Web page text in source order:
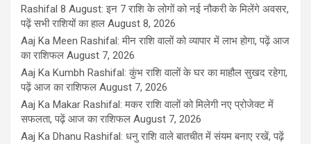
Rashifal 8 August: इन 7 राशि के लोगों को नई नौकरी के मिलेंगे अवसर,
पढ़ें सभी राशियों का हाल August 8, 2026
Aaj Ka Meen Rashifal: मीन राशि वालों को व्यापार में लाभ होगा, पढ़ें आज
का राशिफल August 7, 2026
Aaj Ka Kumbh Rashifal: कुंभ राशि वालों के घर का माहौल सुखद रहेगा,
पढ़ें आज का राशिफल August 7, 2026
Aaj Ka Makar Rashifal: मकर राशि वालों को मिलेगी नए प्रोजेक्ट में
सफलता, पढ़ें आज का राशिफल August 7, 2026
Aaj Ka Dhanu Rashifal: धनु राशि वाले बातचीत में संयम बनाए रखें, पढ़ें